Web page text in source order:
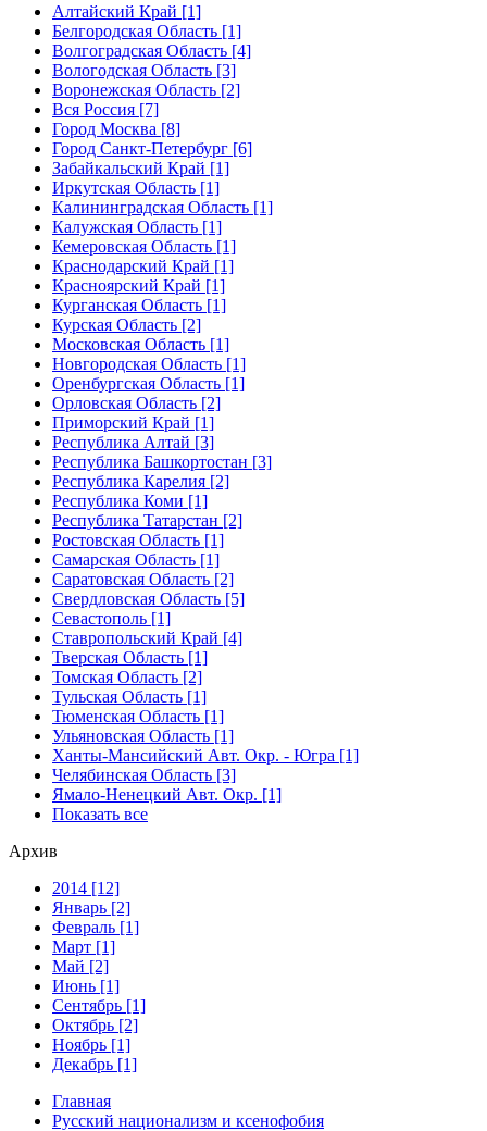
Алтайский Край [1]
Белгородская Область [1]
Волгоградская Область [4]
Вологодская Область [3]
Воронежская Область [2]
Вся Россия [7]
Город Москва [8]
Город Санкт-Петербург [6]
Забайкальский Край [1]
Иркутская Область [1]
Калининградская Область [1]
Калужская Область [1]
Кемеровская Область [1]
Краснодарский Край [1]
Красноярский Край [1]
Курганская Область [1]
Курская Область [2]
Московская Область [1]
Новгородская Область [1]
Оренбургская Область [1]
Орловская Область [2]
Приморский Край [1]
Республика Алтай [3]
Республика Башкортостан [3]
Республика Карелия [2]
Республика Коми [1]
Республика Татарстан [2]
Ростовская Область [1]
Самарская Область [1]
Саратовская Область [2]
Свердловская Область [5]
Севастополь [1]
Ставропольский Край [4]
Тверская Область [1]
Томская Область [2]
Тульская Область [1]
Тюменская Область [1]
Ульяновская Область [1]
Ханты-Мансийский Авт. Окр. - Югра [1]
Челябинская Область [3]
Ямало-Ненецкий Авт. Окр. [1]
Показать все
Архив
2014 [12]
Январь [2]
Февраль [1]
Март [1]
Май [2]
Июнь [1]
Сентябрь [1]
Октябрь [2]
Ноябрь [1]
Декабрь [1]
Главная
Русский национализм и ксенофобия